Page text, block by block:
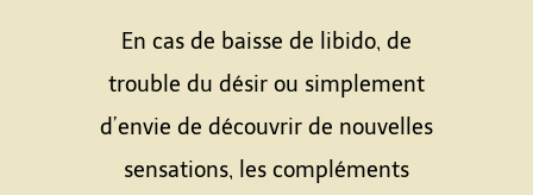
En cas de baisse de libido, de
trouble du désir ou simplement
d’envie de découvrir de nouvelles
sensations, les compléments